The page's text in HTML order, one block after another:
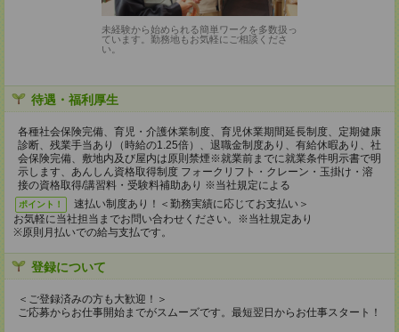
未経験から始められる簡単ワークを多数扱っ
ています。勤務地もお気軽にご相談くださ
い。
待遇・福利厚生
各種社会保険完備、育児・介護休業制度、育児休業期間延長制度、定期健康
診断、残業手当あり（時給の1.25倍）、退職金制度あり、有給休暇あり、社
会保険完備、敷地内及び屋内は原則禁煙※就業前までに就業条件明示書で明
示します、あんしん資格取得制度 フォークリフト・クレーン・玉掛け・溶
接の資格取得/講習料・受験料補助あり ※当社規定による
ポイント！
速払い制度あり！＜勤務実績に応じてお支払い＞
お気軽に当社担当までお問い合わせください。※当社規定あり
※原則月払いでの給与支払です。
登録について
＜ご登録済みの方も大歓迎！＞
ご応募からお仕事開始までがスムーズです。最短翌日からお仕事スタート！